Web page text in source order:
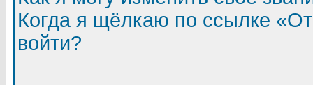
Когда я щёлкаю по ссылке
войти?